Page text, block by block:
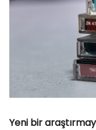
Yeni bir